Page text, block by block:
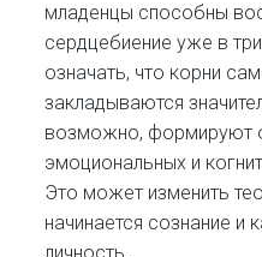
младенцы способны
сердцебиение уже в
означать, что корни
закладываются
возможно, формируют
эмоциональных и
Это может изменить
начинается сознание и